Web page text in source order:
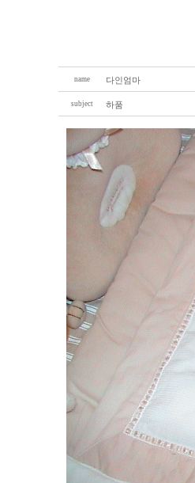
name 다인엄마
subject 하품